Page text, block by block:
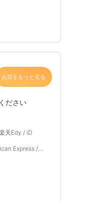
お店をもっと見る
ださい
天Edy / iD
Express /